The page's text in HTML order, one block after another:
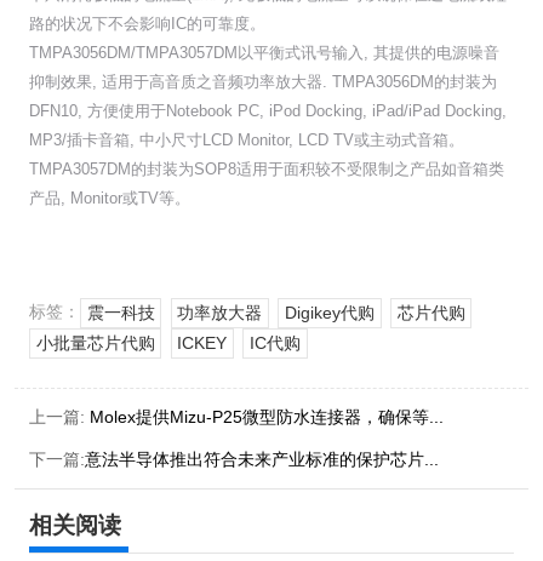
路的状况下不会影响IC的可靠度。
TMPA3056DM/TMPA3057DM以平衡式讯号输入, 其提供的电源噪音
抑制效果, 适用于高音质之音频功率放大器. TMPA3056DM的封装为
DFN10, 方便使用于Notebook PC, iPod Docking, iPad/iPad Docking,
MP3/插卡音箱, 中小尺寸LCD Monitor, LCD TV或主动式音箱。
TMPA3057DM的封装为SOP8适用于面积较不受限制之产品如音箱类
产品, Monitor或TV等。
标签： 震一科技 功率放大器 Digikey代购
芯片代购
小批量芯片代购
ICKEY IC代购
上一篇: Molex提供Mizu-P25微型防水连接器，确保等...
下一篇:意法半导体推出符合未来产业标准的保护芯片...
相关阅读